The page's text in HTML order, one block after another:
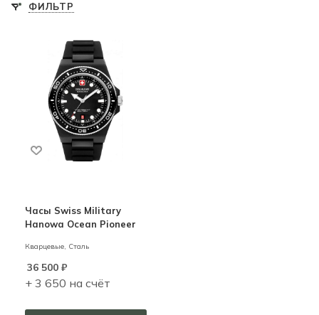
ФИЛЬТР
Часы Swiss Military
Hanowa Ocean Pioneer
Кварцевые, Сталь
36 500 ₽
+ 3 650 на счёт